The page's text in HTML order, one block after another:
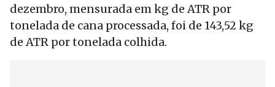
dezembro, mensurada em kg de ATR por
tonelada de cana processada, foi de 143,52 kg
de ATR por tonelada colhida.